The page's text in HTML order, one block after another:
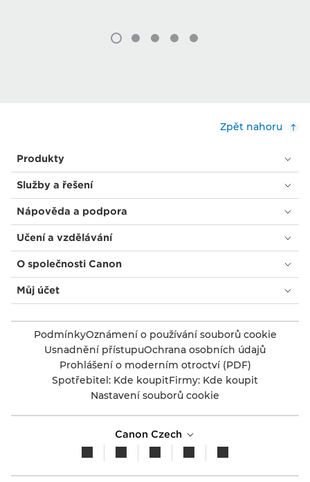
Zpět nahoru
Produkty
Služby a řešení
Nápověda a podpora
Učení a vzdělávání
O společnosti Canon
Můj účet
PodmínkyOznámení o používání souborů cookie
Usnadnění přístupuOchrana osobních údajů
Prohlášení o moderním otroctví (PDF)
Spotřebitel: Kde koupitFirmy: Kde koupit
Nastavení souborů cookie
Canon Czech